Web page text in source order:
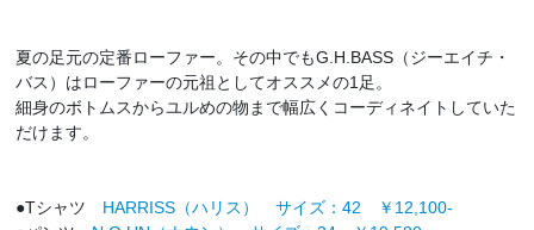
夏の足元の定番ローファー。その中でもG.H.BASS（ジーエイチ・
バス）はローファーの元祖としてオススメの1足。
細身のボトムスからユルめの物まで幅広くコーディネイトしていた
だけます。
●Tシャツ HARRISS（ハリス） サイズ：42 ￥12,100-